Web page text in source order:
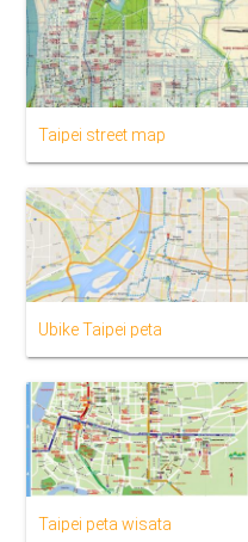
Taipei street map
Ubike Taipei peta
Taipei peta wisata